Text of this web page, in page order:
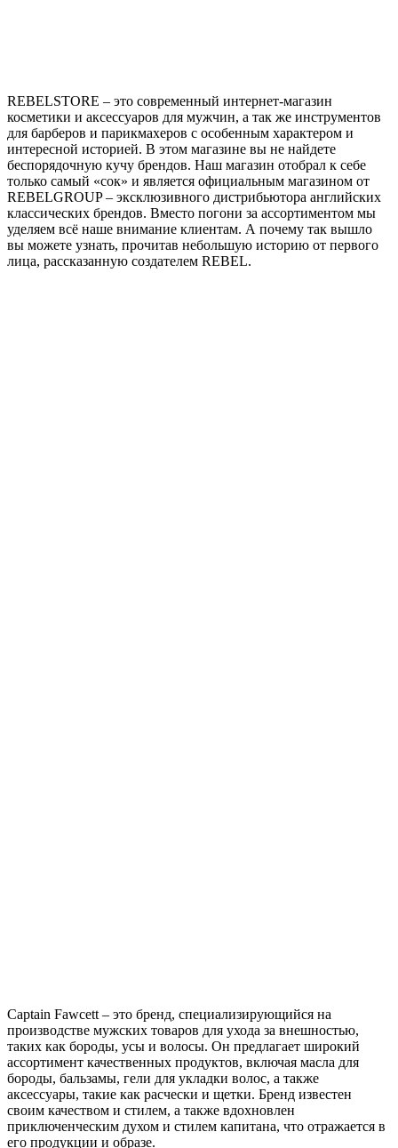
REBELSTORE – это современный интернет-магазин
косметики и аксессуаров для мужчин, а так же инструментов
для барберов и парикмахеров с особенным характером и
интересной историей. В этом магазине вы не найдете
беспорядочную кучу брендов. Наш магазин отобрал к себе
только самый «сок» и является официальным магазином от
REBELGROUP – эксклюзивного дистрибьютора английских
классических брендов. Вместо погони за ассортиментом мы
уделяем всё наше внимание клиентам. А почему так вышло
вы можете узнать, прочитав небольшую историю от первого
лица, рассказанную создателем REBEL.
Captain Fawcett – это бренд, специализирующийся на
производстве мужских товаров для ухода за внешностью,
таких как бороды, усы и волосы. Он предлагает широкий
ассортимент качественных продуктов, включая масла для
бороды, бальзамы, гели для укладки волос, а также
аксессуары, такие как расчески и щетки. Бренд известен
своим качеством и стилем, а также вдохновлен
приключенческим духом и стилем капитана, что отражается в
его продукции и образе.